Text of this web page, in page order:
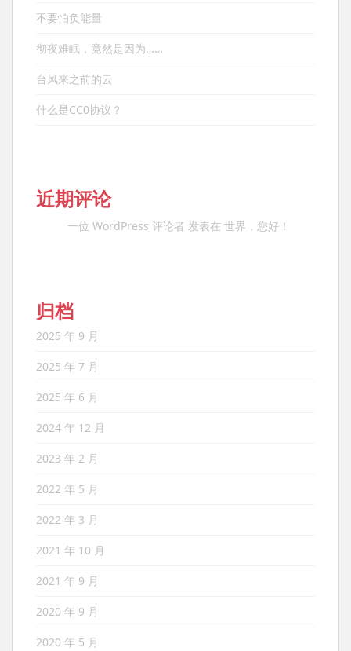
不要怕负能量
彻夜难眠，竟然是因为……
台风来之前的云
什么是CC0协议？
近期评论
一位 WordPress 评论者 发表在 世界，您好！
归档
2025 年 9 月
2025 年 7 月
2025 年 6 月
2024 年 12 月
2023 年 2 月
2022 年 5 月
2022 年 3 月
2021 年 10 月
2021 年 9 月
2020 年 9 月
2020 年 5 月